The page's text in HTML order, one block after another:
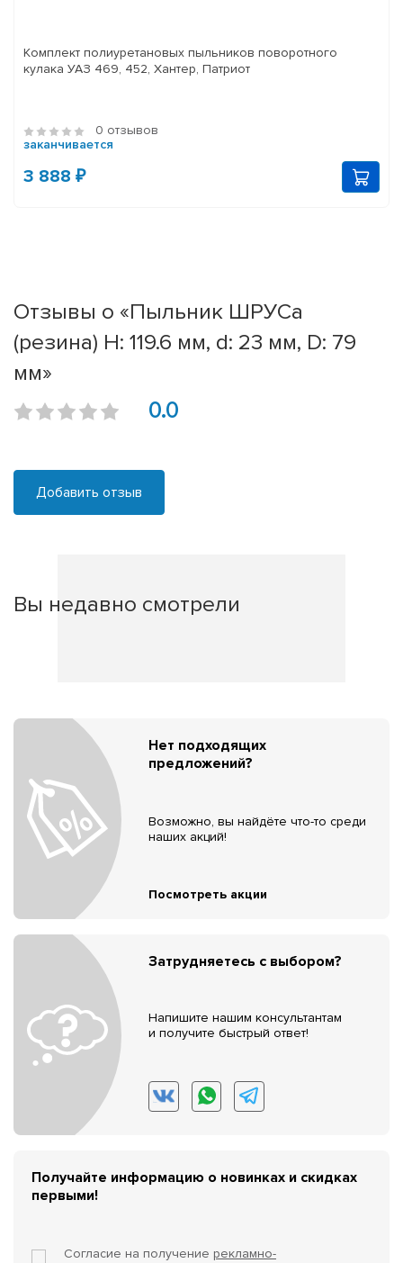
Комплект полиуретановых пыльников поворотного
кулака УАЗ 469, 452, Хантер, Патриот
0 отзывов
заканчивается
3 888 ₽
Отзывы о «Пыльник ШРУСа
(резина) H: 119.6 мм, d: 23 мм, D: 79
мм»
0.0
Добавить отзыв
Вы недавно смотрели
Нет подходящих
предложений?
Возможно, вы найдёте что-то среди
наших акций!
Посмотреть акции
Затрудняетесь с выбором?
Напишите нашим консультантам
и получите быстрый ответ!
Получайте информацию о новинках и скидках
первыми!
Согласие на получение рекламно-